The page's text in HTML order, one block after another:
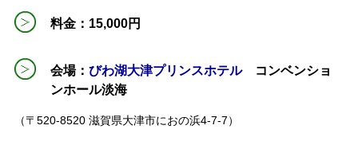
料金：15,000円
会場： びわ湖大津プリンスホテルコンベンショ
ンホール淡海
（〒520-8520 滋賀県大津市におの浜4-7-7）